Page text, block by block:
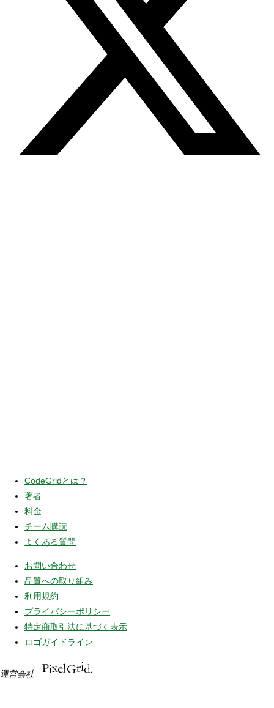
CodeGridとは？
著者
料金
チーム購読
よくある質問
お問い合わせ
品質への取り組み
利用規約
プライバシーポリシー
特定商取引法に基づく表示
ロゴガイドライン
運営会社